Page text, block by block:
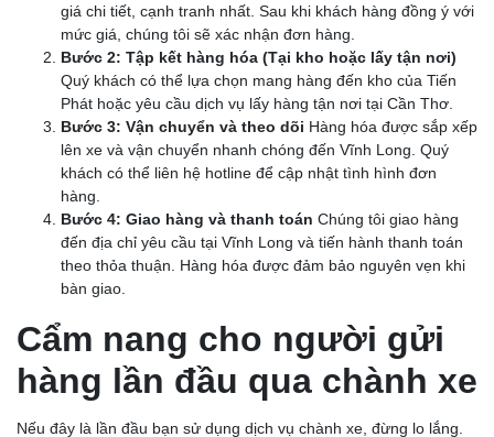
giá chi tiết, cạnh tranh nhất. Sau khi khách hàng đồng ý với
mức giá, chúng tôi sẽ xác nhận đơn hàng.
Bước 2: Tập kết hàng hóa (Tại kho hoặc lấy tận nơi)
Quý khách có thể lựa chọn mang hàng đến kho của Tiến
Phát hoặc yêu cầu dịch vụ lấy hàng tận nơi tại Cần Thơ.
Bước 3: Vận chuyển và theo dõi Hàng hóa được sắp xếp
lên xe và vận chuyển nhanh chóng đến Vĩnh Long. Quý
khách có thể liên hệ hotline để cập nhật tình hình đơn
hàng.
Bước 4: Giao hàng và thanh toán Chúng tôi giao hàng
đến địa chỉ yêu cầu tại Vĩnh Long và tiến hành thanh toán
theo thỏa thuận. Hàng hóa được đảm bảo nguyên vẹn khi
bàn giao.
Cẩm nang cho người gửi
hàng lần đầu qua chành xe
Nếu đây là lần đầu bạn sử dụng dịch vụ chành xe, đừng lo lắng.